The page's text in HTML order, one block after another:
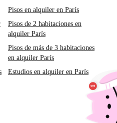
Pisos en alquiler en París
Pisos de 2 habitaciones en
alquiler París
Pisos de más de 3 habitaciones
en alquiler París
Estudios en alquiler en París